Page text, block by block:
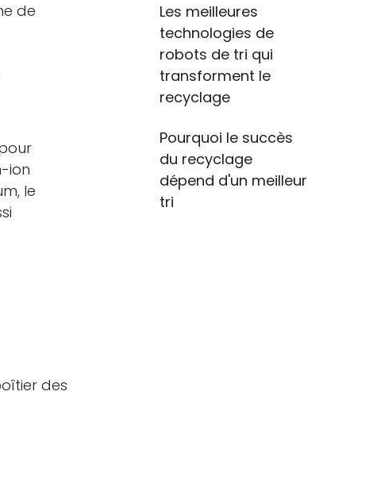
de
ion
le
des
Les meilleures
technologies de
robots de tri qui
transforment le
recyclage
Pourquoi le succès
du recyclage
dépend d'un meilleur
tri